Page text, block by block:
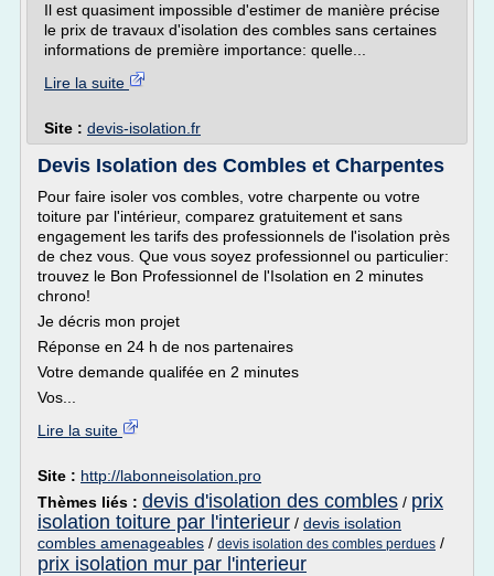
Il est quasiment impossible d'estimer de manière précise
le prix de travaux d'isolation des combles sans certaines
informations de première importance: quelle...
Lire la suite
Site : devis-isolation.fr
Devis Isolation des Combles et Charpentes
Pour faire isoler vos combles, votre charpente ou votre
toiture par l'intérieur, comparez gratuitement et sans
engagement les tarifs des professionnels de l'isolation près
de chez vous. Que vous soyez professionnel ou particulier:
trouvez le Bon Professionnel de l'Isolation en 2 minutes
chrono!
Je décris mon projet
Réponse en 24 h de nos partenaires
Votre demande qualifée en 2 minutes
Vos...
Lire la suite
Site : http://labonneisolation.pro
Thèmes liés : devis d'isolation des combles / prix
isolation toiture par l'interieur / devis isolation
combles amenageables / devis isolation des combles perdues /
prix isolation mur par l'interieur